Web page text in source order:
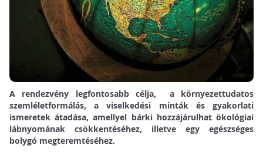
A rendezvény legfontosabb célja, a környezettudatos
szemléletformálás, a viselkedési minták és gyakorlati
ismeretek átadása, amellyel bárki hozzájárulhat ökológiai
lábnyomának csökkentéséhez, illetve egy egészséges
bolygó megteremtéséhez.